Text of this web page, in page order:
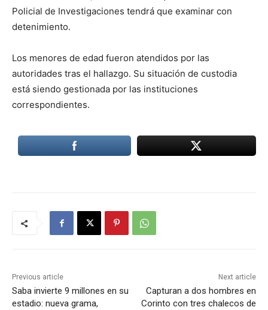
Policial de Investigaciones tendrá que examinar con
detenimiento.
Los menores de edad fueron atendidos por las
autoridades tras el hallazgo. Su situación de custodia
está siendo gestionada por las instituciones
correspondientes.
Previous article
Saba invierte 9 millones en su
estadio: nueva grama,
Next article
Capturan a dos hombres en
Corinto con tres chalecos de